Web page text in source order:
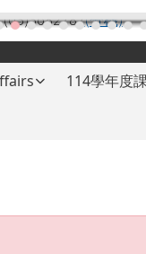
(03)3682787(分機)
114學年度